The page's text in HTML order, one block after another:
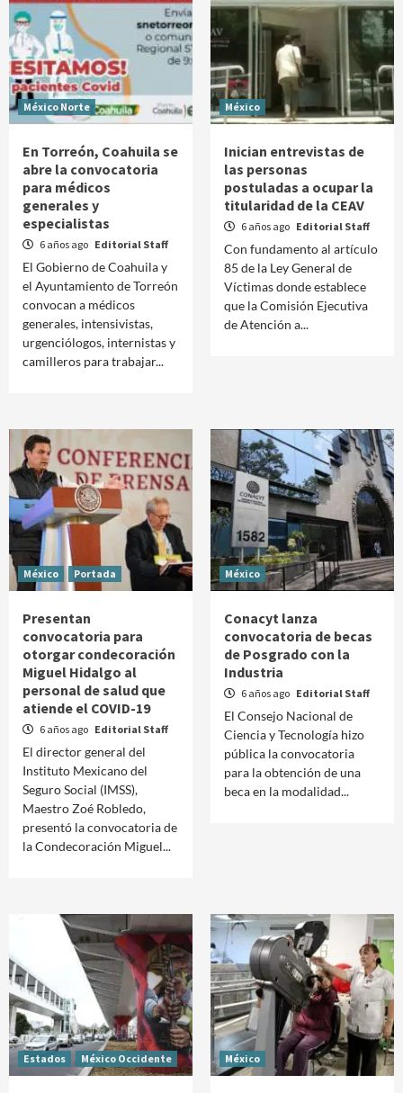
México Norte
En Torreón, Coahuila se
abre la convocatoria
para médicos
generales y
especialistas
6 años ago Editorial Staff
El Gobierno de Coahuila y
el Ayuntamiento de Torreón
convocan a médicos
generales, intensivistas,
urgenciólogos, internistas y
camilleros para trabajar...
México
Inician entrevistas de
las personas
postuladas a ocupar la
titularidad de la CEAV
6 años ago Editorial Staff
Con fundamento al artículo
85 de la Ley General de
Víctimas donde establece
que la Comisión Ejecutiva
de Atención a...
México Portada
Presentan
convocatoria para
otorgar condecoración
Miguel Hidalgo al
personal de salud que
atiende el COVID-19
6 años ago Editorial Staff
El director general del
Instituto Mexicano del
Seguro Social (IMSS),
Maestro Zoé Robledo,
presentó la convocatoria de
la Condecoración Miguel...
México
Conacyt lanza
convocatoria de becas
de Posgrado con la
Industria
6 años ago Editorial Staff
El Consejo Nacional de
Ciencia y Tecnología hizo
pública la convocatoria
para la obtención de una
beca en la modalidad...
Estados México Occidente México